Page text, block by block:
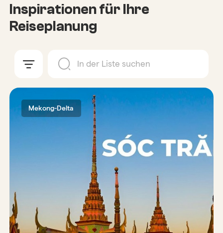
Inspirationen für Ihre
Reiseplanung
Mekong-Delta